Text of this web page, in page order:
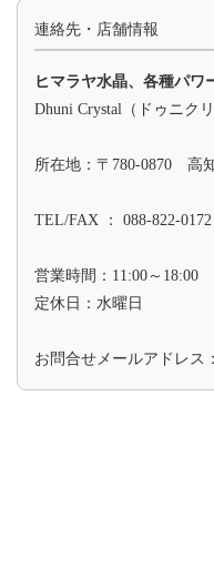
連絡先・店舗情報
ヒマラヤ水晶、各種パ
Dhuni Crystal（ドゥニク
所在地：〒780-0870 高
TEL/FAX ： 088-822-0172
営業時間：11:00～18:00
定休日：水曜日
お問合せメールアドレス